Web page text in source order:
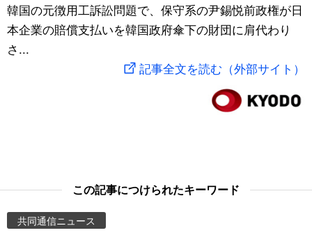
文化
動画/Live
People
スポーツ・東京2020
韓国の元徴用工訴訟問題で、保守系の尹錫悦前政権が日
本企業の賠償支払いを韓国政府傘下の財団に肩代わり
さ...
記事全文を読む（外部サイト）
この記事につけられたキーワード
共同通信ニュース